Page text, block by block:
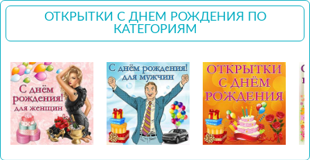
ОТКРЫТКИ С ДНЕМ РОЖДЕНИЯ ПО
КАТЕГОРИЯМ